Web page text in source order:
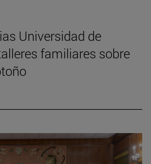
Universidad de
familiares sobre